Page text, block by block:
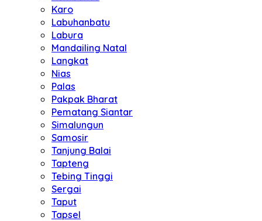
Karo
Labuhanbatu
Labura
Mandailing Natal
Langkat
Nias
Palas
Pakpak Bharat
Pematang Siantar
Simalungun
Samosir
Tanjung Balai
Tapteng
Tebing Tinggi
Sergai
Taput
Tapsel